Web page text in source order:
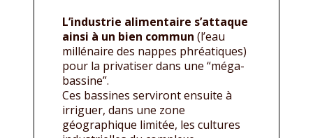
L’industrie alimentaire s’attaque
ainsi à un bien commun (l’eau
millénaire des nappes phréatiques)
pour la privatiser dans une “méga-
bassine”.
Ces bassines serviront ensuite à
irriguer, dans une zone
géographique limitée, les cultures